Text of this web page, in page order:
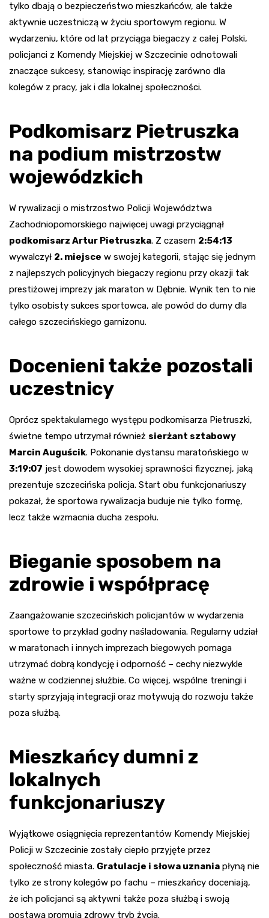
tylko dbają o bezpieczeństwo mieszkańców, ale także
aktywnie uczestniczą w życiu sportowym regionu. W
wydarzeniu, które od lat przyciąga biegaczy z całej Polski,
policjanci z Komendy Miejskiej w Szczecinie odnotowali
znaczące sukcesy, stanowiąc inspirację zarówno dla
kolegów z pracy, jak i dla lokalnej społeczności.
Podkomisarz Pietruszka
na podium mistrzostw
wojewódzkich
W rywalizacji o mistrzostwo Policji Województwa
Zachodniopomorskiego najwięcej uwagi przyciągnął
podkomisarz Artur Pietruszka. Z czasem 2:54:13
wywalczył 2. miejsce w swojej kategorii, stając się jednym
z najlepszych policyjnych biegaczy regionu przy okazji tak
prestiżowej imprezy jak maraton w Dębnie. Wynik ten to nie
tylko osobisty sukces sportowca, ale powód do dumy dla
całego szczecińskiego garnizonu.
Docenieni także pozostali
uczestnicy
Oprócz spektakularnego występu podkomisarza Pietruszki,
świetne tempo utrzymał również sierżant sztabowy
Marcin Auguścik. Pokonanie dystansu maratońskiego w
3:19:07 jest dowodem wysokiej sprawności fizycznej, jaką
prezentuje szczecińska policja. Start obu funkcjonariuszy
pokazał, że sportowa rywalizacja buduje nie tylko formę,
lecz także wzmacnia ducha zespołu.
Bieganie sposobem na
zdrowie i współpracę
Zaangażowanie szczecińskich policjantów w wydarzenia
sportowe to przykład godny naśladowania. Regularny udział
w maratonach i innych imprezach biegowych pomaga
utrzymać dobrą kondycję i odporność – cechy niezwykle
ważne w codziennej służbie. Co więcej, wspólne treningi i
starty sprzyjają integracji oraz motywują do rozwoju także
poza służbą.
Mieszkańcy dumni z
lokalnych
funkcjonariuszy
Wyjątkowe osiągnięcia reprezentantów Komendy Miejskiej
Policji w Szczecinie zostały ciepło przyjęte przez
społeczność miasta. Gratulacje i słowa uznania płyną nie
tylko ze strony kolegów po fachu – mieszkańcy doceniają,
że ich policjanci są aktywni także poza służbą i swoją
postawą promują zdrowy tryb życia.